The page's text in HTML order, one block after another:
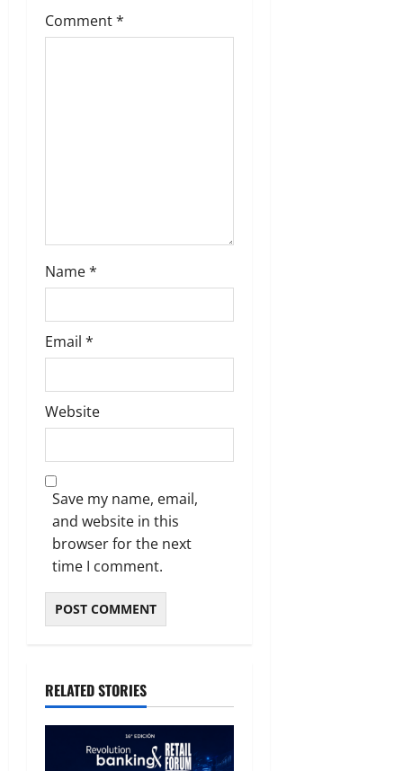
Comment*
Name*
Email *
Website
Save my name, email,
and website in this
browser for the next
time I comment.
RELATED STORIES